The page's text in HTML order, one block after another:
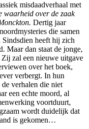
misdaadverhaal met
waarheid over de zaak
Dertig jaar
die samen
heeft hij zich
Maar dan staat de jonge,
zal een nieuwe uitgave
over het boek,
verbergt. In hun
verhalen die niet
een echte moord, al
voortduurt,
wordt duidelijk dat
is gekomen…